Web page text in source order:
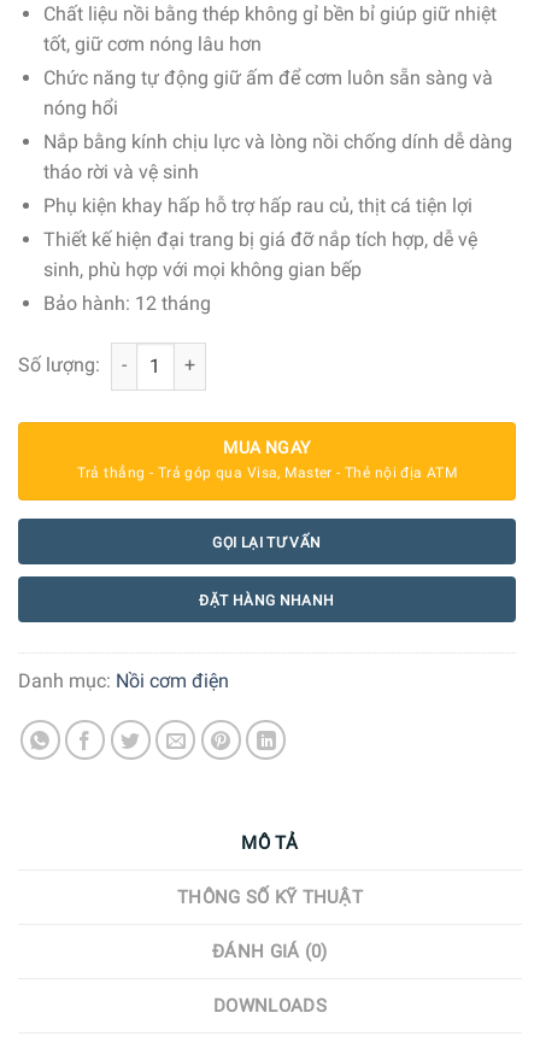
Chất liệu nồi bằng thép không gỉ bền bỉ giúp giữ nhiệt
tốt, giữ cơm nóng lâu hơn
Chức năng tự động giữ ấm để cơm luôn sẵn sàng và
nóng hổi
Nắp bằng kính chịu lực và lòng nồi chống dính dễ dàng
tháo rời và vệ sinh
Phụ kiện khay hấp hỗ trợ hấp rau củ, thịt cá tiện lợi
Thiết kế hiện đại trang bị giá đỡ nắp tích hợp, dễ vệ
sinh, phù hợp với mọi không gian bếp
Bảo hành: 12 tháng
Số lượng: Nồi cơm điện nắp rời Russell Hobbs 2 lít 27040-56 số
MUA NGAY
Trả thẳng - Trả góp qua Visa, Master - Thẻ nội địa ATM
GỌI LẠI TƯ VẤN
ĐẶT HÀNG NHANH
Danh mục: Nồi cơm điện
MÔ TẢ
THÔNG SỐ KỸ THUẬT
ĐÁNH GIÁ (0)
DOWNLOADS